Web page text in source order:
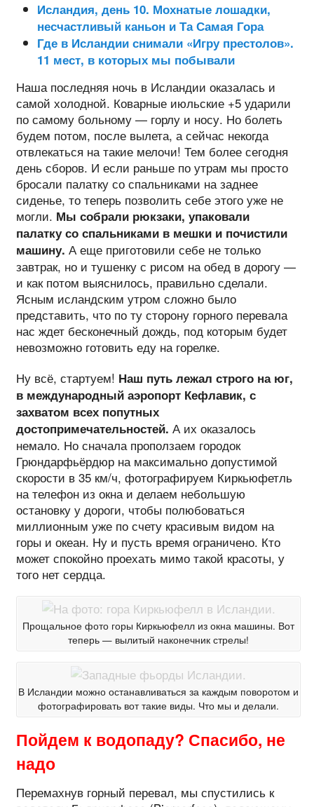
Исландия, день 10. Мохнатые лошадки,
несчастливый каньон и Та Самая Гора
Где в Исландии снимали «Игру престолов».
11 мест, в которых мы побывали
Наша последняя ночь в Исландии оказалась и
самой холодной. Коварные июльские +5 ударили
по самому больному — горлу и носу. Но болеть
будем потом, после вылета, а сейчас некогда
отвлекаться на такие мелочи! Тем более сегодня
день сборов. И если раньше по утрам мы просто
бросали палатку со спальниками на заднее
сиденье, то теперь позволить себе этого уже не
могли. Мы собрали рюкзаки, упаковали
палатку со спальниками в мешки и почистили
машину. А еще приготовили себе не только
завтрак, но и тушенку с рисом на обед в дорогу —
и как потом выяснилось, правильно сделали.
Ясным исландским утром сложно было
представить, что по ту сторону горного перевала
нас ждет бесконечный дождь, под которым будет
невозможно готовить еду на горелке.
Ну всё, стартуем! Наш путь лежал строго на юг,
в международный аэропорт Кефлавик, с
захватом всех попутных
достопримечательностей. А их оказалось
немало. Но сначала проползаем городок
Грюндарфьёрдюр на максимально допустимой
скорости в 35 км/ч, фотографируем Киркьюфетль
на телефон из окна и делаем небольшую
остановку у дороги, чтобы полюбоваться
миллионным уже по счету красивым видом на
горы и океан. Ну и пусть время ограничено. Кто
может спокойно проехать мимо такой красоты, у
того нет сердца.
Прощальное фото горы Киркьюфелл из окна машины. Вот
теперь — вылитый наконечник стрелы!
В Исландии можно останавливаться за каждым поворотом и
фотографировать вот такие виды. Что мы и делали.
Пойдем к водопаду? Спасибо, не
надо
Перемахнув горный перевал, мы спустились к